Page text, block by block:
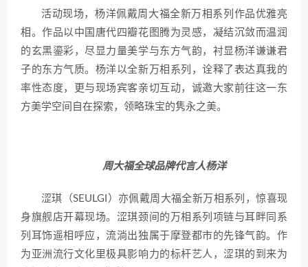
活动现场，杨洋佩戴周大福全新万相系列作品优雅亮
相。作品以中国唐代四瓣花图腾为灵感，凝结沉敛而温润
的玄黑鎏彩，尽显力量美学与东方气韵，衬显杨洋谦谦君
子的东方气质。杨洋以全新万相系列，诠释了表达真我的
率性态度，更与现场宾客亲切互动，诚邀大家前往这一东
方美学空间自在探索，领略珠宝的隽永之美。
周大福全球品牌代言人杨洋
涩琪（SEULGI）亦佩戴周大福全新万相系列，惊喜现
身旗舰店开幕现场。涩琪颈间的万相系列项链与耳畔同系
列耳饰遥相呼应，流淌出独属于摩登都市的先锋气韵。作
为亚洲流行文化里极具影响力的标杆艺人，涩琪的到来为